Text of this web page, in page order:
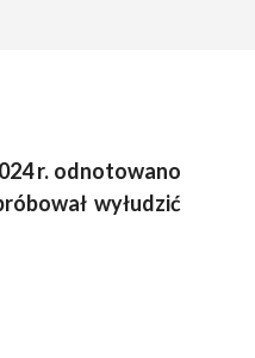
r. odnotowano
wyłudzić